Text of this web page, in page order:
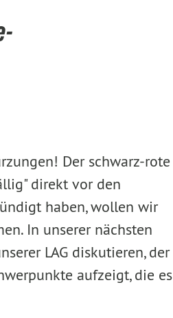
Der schwarz-rote
direkt vor den
haben, wollen wir
In unserer nächsten
LAG diskutieren, der
aufzeigt, die es